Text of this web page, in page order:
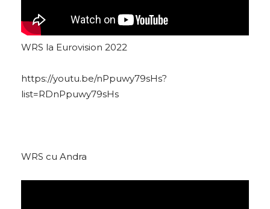
WRS la Eurovision 2022
https://youtu.be/nPpuwy79sHs?
list=RDnPpuwy79sHs
WRS cu Andra